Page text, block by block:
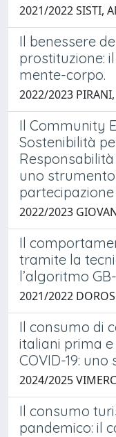
2021/2022 SISTI,
Il benessere
prostituzione:
mente-corpo.
2022/2023
Il Community
Sostenibilità
uno
2022/2023
Il
tramite la
l’algoritmo
2021/2022
Il consumo di
italiani prima
COVID-19: uno
2024/2025
Il consumo
pandemico: il